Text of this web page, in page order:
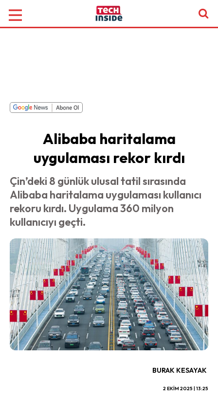
Alibaba haritalama
uygulaması rekor kırdı
Çin’deki 8 günlük ulusal tatil sırasında
Alibaba haritalama uygulaması kullanıcı
rekoru kırdı. Uygulama 360 milyon
kullanıcıyı geçti.
BURAK KESAYAK
2 EKIM 2025 | 13:25